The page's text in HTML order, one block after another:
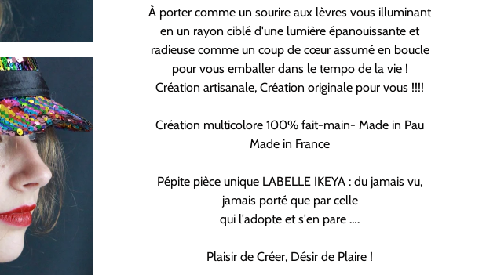
À porter comme un sourire aux lèvres vous illuminant
en un rayon ciblé d'une lumière épanouissante et
radieuse comme un coup de cœur assumé en boucle
pour vous emballer dans le tempo de la vie !
Création artisanale, Création originale pour vous !!!!
Création multicolore 100% fait-main- Made in Pau
Made in France
Pépite pièce unique LABELLE IKEYA : du jamais vu,
jamais porté que par celle
qui l'adopte et s'en pare ….
Plaisir de Créer, Désir de Plaire !